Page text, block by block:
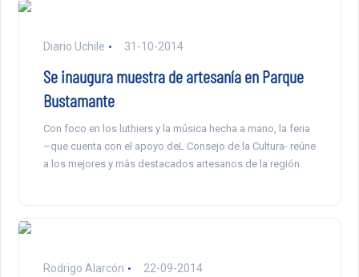
Diario Uchile 31-10-2014
Se inaugura muestra de artesanía en Parque
Bustamante
Con foco en los luthiers y la música hecha a mano, la feria
–que cuenta con el apoyo deL Consejo de la Cultura- reúne
a los mejores y más destacados artesanos de la región.
Rodrigo Alarcón 22-09-2014